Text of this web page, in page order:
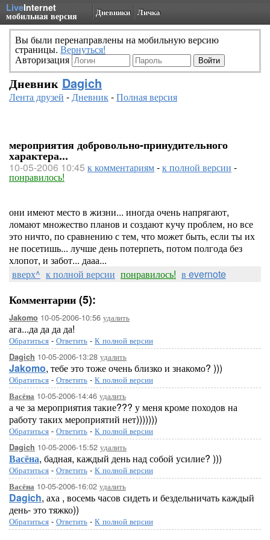
LiveInternet
мобильная версия Дневники Личка
Вы были перенаправлены на мобильную версию
страницы. Вернуться!
Авторизация
Дневник Dagich
Лента друзей -Дневник-Полная версия
мероприятия добровольно-принудительного
характера...
10-05-2006 10:45 к комментариям-к полной версии -
понравилось!
они имеют место в жизни... иногда очень напрягают,
ломают множество планов и создают кучу проблем, но все
это ничто, по сравнению с тем, что может быть, если ты их
не посетишь... лучше день потерпеть, потом полгода без
хлопот, и забот... дааа...
вверх^ к полной версии понравилось! в evernote
Комментарии (5):
Jakomo 10-05-2006-10:56 удалить
ага...да да да да!
Обратиться - Ответить - К полной версии
Dagich 10-05-2006-13:28 удалить
Jakomo, тебе это тоже очень близко и знакомо? )))
Обратиться - Ответить - К полной версии
Васёна 10-05-2006-14:46 удалить
а че за мероприятия такие??? у меня кроме походов на
работу таких мероприятий нет)))))))
Обратиться - Ответить - К полной версии
Dagich 10-05-2006-15:52 удалить
Васёна, бадная, каждый день над собой усилие? )))
Обратиться - Ответить - К полной версии
Васёна 10-05-2006-16:02 удалить
Dagich, аха , восемь часов сидеть и бездельничать каждый
день- это тяжко))
Обратиться - Ответить - К полной версии